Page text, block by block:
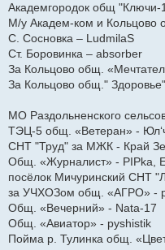
Академгородок общ "Ключи-
М/у Академ-ком и Кольцово
С. Сосновка – LudmilaS
Ст. Боровинка – absorber
За Кольцово общ.
За Кольцово общ."
МО Раздольненского
ТЭЦ-5 общ. «Ветеран» -
СНТ "Труд" за МЖК - Край
Общ. «Журналист» - PIPka,
посёлок Мичуринский СНТ
за УЧХОЗом общ. «АГРО» -
Общ. «Вечерний» - Nata-17
Общ. «Авиатор» - pyshistik
Пойма р. Тулинка общ.